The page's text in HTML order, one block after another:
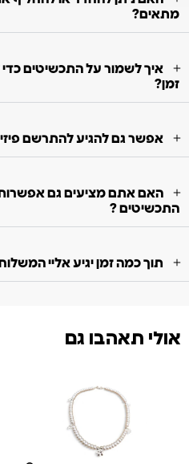
מתאים?
איך לשמור על התכשיטים כדי
זמן?
אפשר גם להגיע להתרשם
האם אתם מציעים גם
התכשיטים ?
תוך כמה זמן יגיע אליי
אולי תאהבו גם